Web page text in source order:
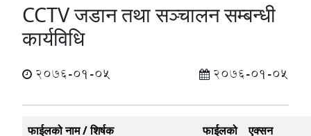
CCTV जडान तथा सञ्चालन सम्बन्धी
कार्यविधि
2076-01-05 2076-01-05
फाईलको नाम / शिर्षक
फाईलको
एक्सन